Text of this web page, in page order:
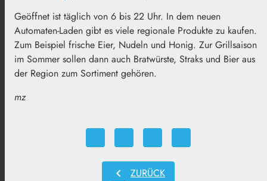
Geöffnet ist täglich von 6 bis 22 Uhr. In dem neuen
Automaten-Laden gibt es viele regionale Produkte zu kaufen.
Zum Beispiel frische Eier, Nudeln und Honig. Zur Grillsaison
im Sommer sollen dann auch Bratwürste, Straks und Bier aus
der Region zum Sortiment gehören.
mz
chevron_left ZURÜCK